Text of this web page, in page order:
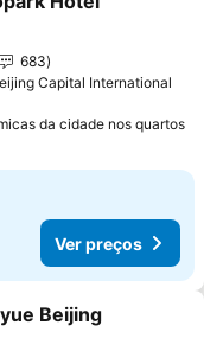
aos favoritos
683
Capital International
da cidade nos quartos
Ver preços
aos favoritos
Beijing